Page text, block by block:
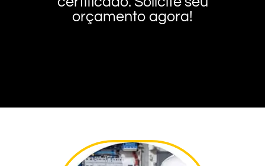
orçamento agora!